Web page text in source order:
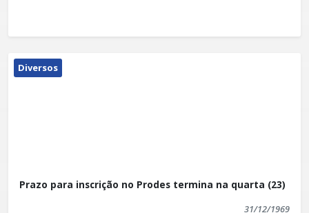
Diversos
Prazo para inscrição no Prodes termina na quarta (23)
31/12/1969